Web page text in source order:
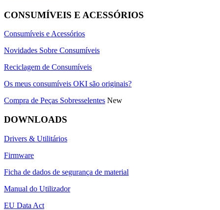
CONSUMÍVEIS E ACESSÓRIOS
Consumíveis e Acessórios
Novidades Sobre Consumíveis
Reciclagem de Consumíveis
Os meus consumíveis OKI são originais?
Compra de Peças Sobresselentes New
DOWNLOADS
Drivers & Utilitários
Firmware
Ficha de dados de segurança de material
Manual do Utilizador
EU Data Act